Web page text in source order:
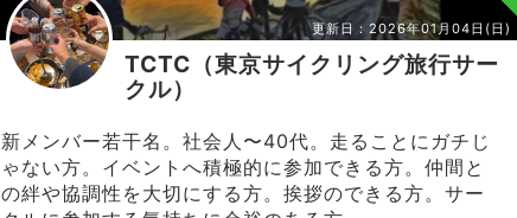
更新日： 2026年01月04日(日)
TCTC（東京サイクリング旅行サー
クル）
新メンバー若干名。社会人〜40代。走ることにガチじ
ゃない方。イベントへ積極的に参加できる方。仲間と
の絆や協調性を大切にする方。挨拶のできる方。サー